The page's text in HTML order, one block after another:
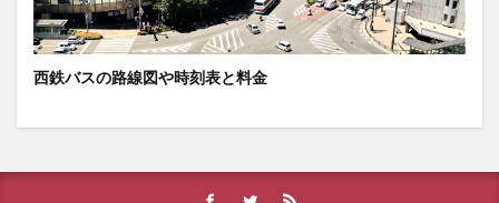
西鉄バスの路線図や時刻表と料金